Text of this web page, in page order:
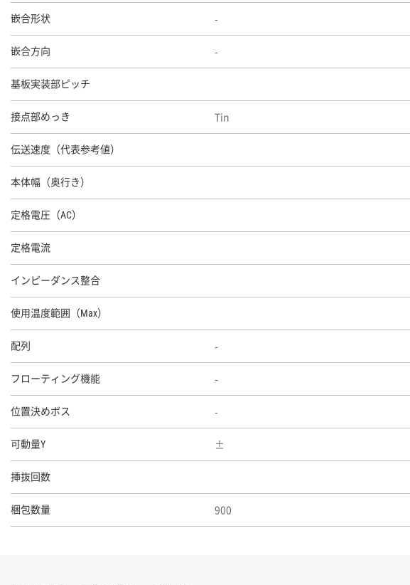
嵌合形状 -
嵌合方向 -
基板実装部ピッチ
接点部めっき Tin
伝送速度（代表参考値）
本体幅（奥行き）
定格電圧（AC）
定格電流
インピーダンス整合
使用温度範囲（Max）
配列 -
フローティング機能 -
位置決めボス -
可動量Y
挿抜回数
梱包数量 900